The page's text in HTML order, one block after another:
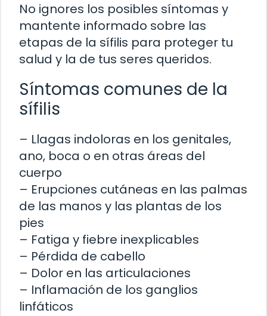
No ignores los posibles síntomas y
mantente informado sobre las
etapas de la sífilis para proteger tu
salud y la de tus seres queridos.
Síntomas comunes de la
sífilis
– Llagas indoloras en los genitales,
ano, boca o en otras áreas del
cuerpo
– Erupciones cutáneas en las palmas
de las manos y las plantas de los
pies
– Fatiga y fiebre inexplicables
– Pérdida de cabello
– Dolor en las articulaciones
– Inflamación de los ganglios
linfáticos